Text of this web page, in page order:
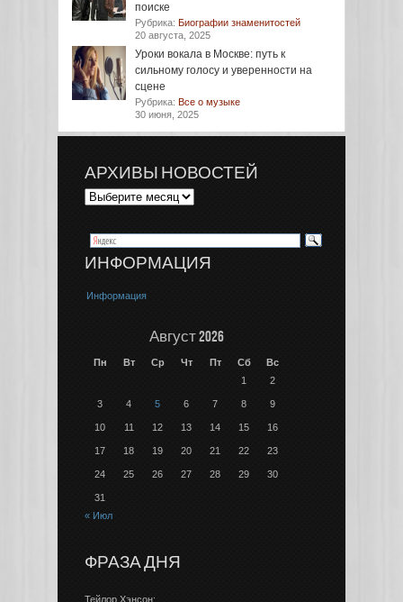
поиске
Рубрика: Биографии знаменитостей
20 августа, 2025
Уроки вокала в Москве: путь к
сильному голосу и уверенности на
сцене
Рубрика: Все о музыке
30 июня, 2025
АРХИВЫ НОВОСТЕЙ
ИНФОРМАЦИЯ
Информация
Август 2026
Пн Вт Ср Чт Пт Сб
Вс
1
2
3 4 5 6 7 8 9
10 11 12 13 14 15 16
17 18 19 20 21 22 23
24 25 26 27 28 29 30
31
« Июл
ФРАЗА ДНЯ
Тейлор Хэнсон: